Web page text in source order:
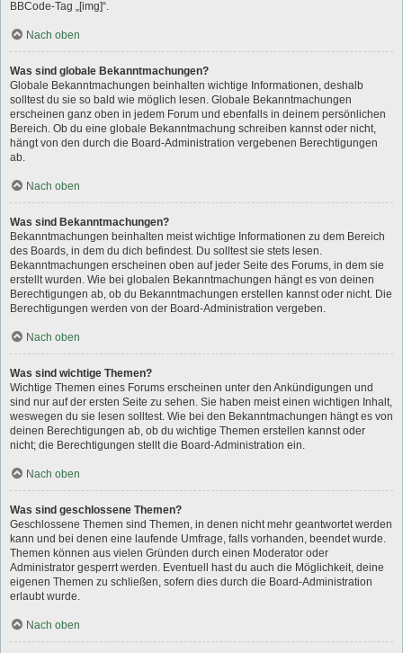
BBCode-Tag „[img]“.
Nach oben
Was sind globale Bekanntmachungen?
Globale Bekanntmachungen beinhalten wichtige Informationen, deshalb
solltest du sie so bald wie möglich lesen. Globale Bekanntmachungen
erscheinen ganz oben in jedem Forum und ebenfalls in deinem persönlichen
Bereich. Ob du eine globale Bekanntmachung schreiben kannst oder nicht,
hängt von den durch die Board-Administration vergebenen Berechtigungen
ab.
Nach oben
Was sind Bekanntmachungen?
Bekanntmachungen beinhalten meist wichtige Informationen zu dem Bereich
des Boards, in dem du dich befindest. Du solltest sie stets lesen.
Bekanntmachungen erscheinen oben auf jeder Seite des Forums, in dem sie
erstellt wurden. Wie bei globalen Bekanntmachungen hängt es von deinen
Berechtigungen ab, ob du Bekanntmachungen erstellen kannst oder nicht. Die
Berechtigungen werden von der Board-Administration vergeben.
Nach oben
Was sind wichtige Themen?
Wichtige Themen eines Forums erscheinen unter den Ankündigungen und
sind nur auf der ersten Seite zu sehen. Sie haben meist einen wichtigen Inhalt,
weswegen du sie lesen solltest. Wie bei den Bekanntmachungen hängt es von
deinen Berechtigungen ab, ob du wichtige Themen erstellen kannst oder
nicht; die Berechtigungen stellt die Board-Administration ein.
Nach oben
Was sind geschlossene Themen?
Geschlossene Themen sind Themen, in denen nicht mehr geantwortet werden
kann und bei denen eine laufende Umfrage, falls vorhanden, beendet wurde.
Themen können aus vielen Gründen durch einen Moderator oder
Administrator gesperrt werden. Eventuell hast du auch die Möglichkeit, deine
eigenen Themen zu schließen, sofern dies durch die Board-Administration
erlaubt wurde.
Nach oben